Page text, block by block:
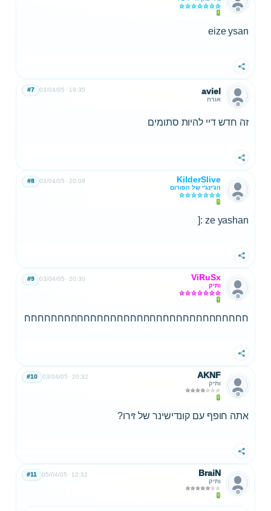
eize ysan
שתף
aviel
אורח
03/04/05 19:35
#7
זה חדש דיי להיות סתומים
שתף
KilderSlive
הג'ינג'י של הפורום
03/04/05 20:08
#8
ze yashan :[
שתף
ViRuSx
ותיק
03/04/05 20:30
#9
חחחחחחחחחחחחחחחחחחחחחחחחחחחחחחחחחח
שתף
AKNF
ותיק
03/04/05 20:32
#10
אתה חופף עם קונדישינר של זירו?
שתף
BraiN
ותיק
05/04/05 12:32
#11